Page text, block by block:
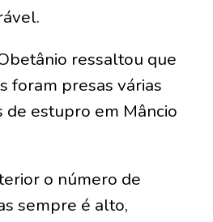
ressaltou que
foram presas várias
de estupro em Mâncio
o número de
sempre é alto,